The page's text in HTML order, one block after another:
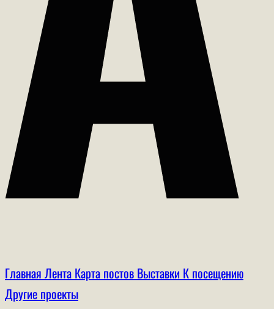
Главная Лента Карта постов Выставки К посещению
Другие проекты